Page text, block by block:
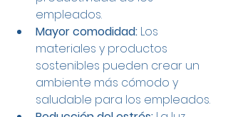
empleados.
Mayor comodidad: Los
materiales y productos
sostenibles pueden crear un
ambiente más cómodo y
saludable para los empleados.